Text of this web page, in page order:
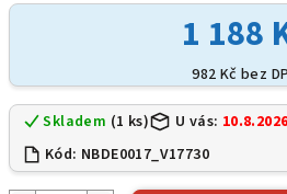
1 188
982 Kč bez
Skladem (1 ks) U vás: 10.8.2026
Kód: NBDE0017_V17730